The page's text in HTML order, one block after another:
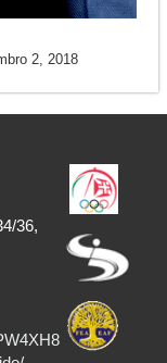
2, 2018
36,